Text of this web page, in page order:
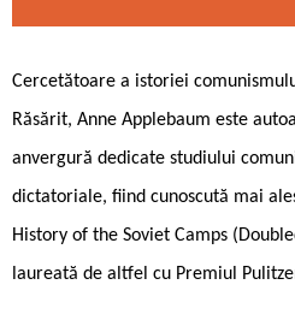
Cercetătoare a istoriei
Răsărit, Anne Applebaum este
anvergură dedicate studiului
dictatoriale, fiind cunoscută mai
History of the Soviet Camps
laureată de altfel cu Premiul